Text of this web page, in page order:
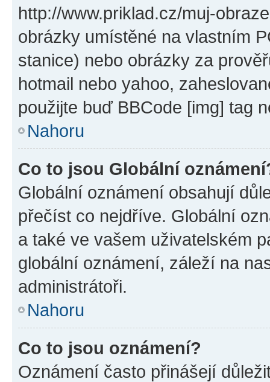
http://www.priklad.cz/muj-
obrázky umístěné na vlastním
stanice) nebo obrázky za
hotmail nebo yahoo,
použijte buď BBCode [img] tag
Nahoru
Co to jsou Globální
Globální oznámení obsahují
přečíst co nejdříve. Globální
a také ve vašem uživatelském
globální oznámení, záleží na
administrátoři.
Nahoru
Co to jsou oznámení?
Oznámení často přinášejí